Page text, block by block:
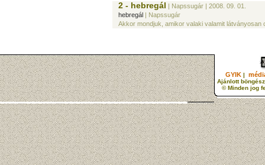
2 - hebregál | Napssugár | 2008. 09. 01.
hebregál | Napssugár
Akkor mondjuk, amikor valaki valamit látványosan
GYIK |
Ajánlott
© Minden jog